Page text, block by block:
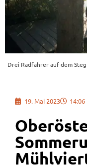
Drei Radfahrer auf dem
19. Mai 2023 14:06